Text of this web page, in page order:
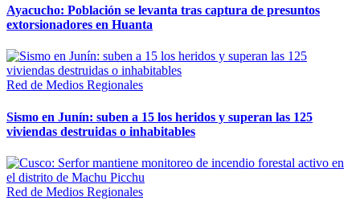
Ayacucho: Población se levanta tras captura de presuntos
extorsionadores en Huanta
Red de Medios Regionales
Sismo en Junín: suben a 15 los heridos y superan las 125
viviendas destruidas o inhabitables
Red de Medios Regionales